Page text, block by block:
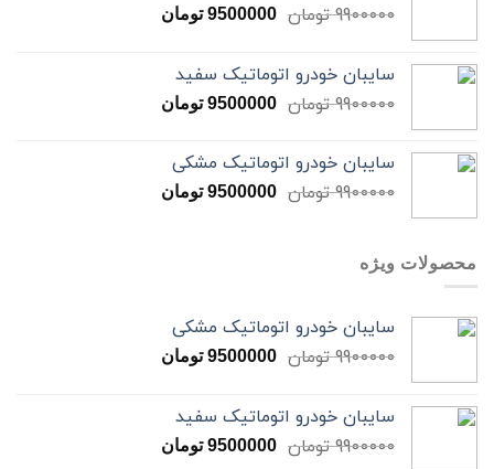
9900000 تومان 9500000 تومان
سایبان خودرو اتوماتیک سفید
9900000 تومان 9500000 تومان
سایبان خودرو اتوماتیک مشکی
9900000 تومان 9500000 تومان
محصولات ویژه
سایبان خودرو اتوماتیک مشکی
9900000 تومان 9500000 تومان
سایبان خودرو اتوماتیک سفید
9900000 تومان 9500000 تومان